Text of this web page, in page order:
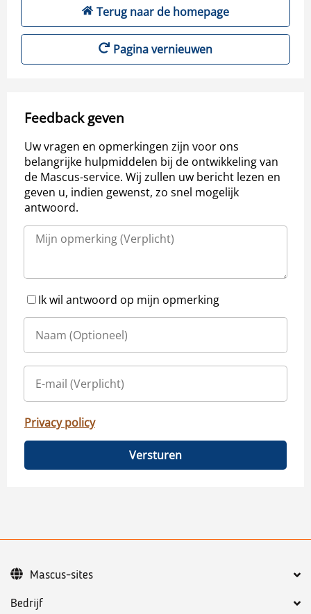
Terug naar de homepage
Pagina vernieuwen
Feedback geven
Uw vragen en opmerkingen zijn voor ons
belangrijke hulpmiddelen bij de ontwikkeling van
de Mascus-service. Wij zullen uw bericht lezen en
geven u, indien gewenst, zo snel mogelijk
antwoord.
Ik wil antwoord op mijn opmerking
Privacy policy
Versturen
Bedrijf
Mascus-sites